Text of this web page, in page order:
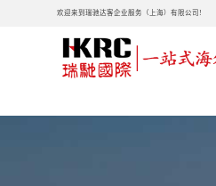
欢迎来到瑞驰达客企业服务（上海）有限公司!